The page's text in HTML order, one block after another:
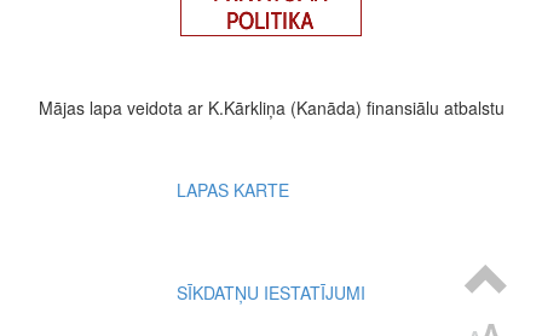
Mājas lapa veidota ar K.Kārkliņa (Kanāda) finansiālu atbalstu
Footer
LAPAS KARTE
SĪKDATŅU IESTATĪJUMI